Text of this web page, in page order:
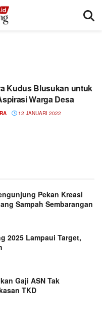
Kudus Blusukan untuk
Warga Desa
12 JANUARI 2022
Pekan Kreasi
Sampah Sembarangan
2025 Lampaui Target,
Gaji ASN Tak
TKD